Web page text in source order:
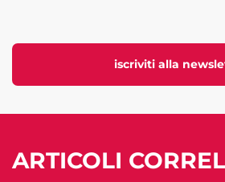
iscriviti alla
ARTICOLI